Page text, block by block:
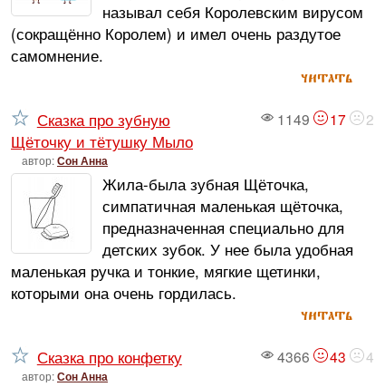
называл себя Королевским вирусом
(сокращённо Королем) и имел очень раздутое
самомнение.
читать
1149 17 2
Сказка про зубную
Щёточку и тётушку Мыло
автор:Сон Анна
Жила-была зубная Щёточка,
симпатичная маленькая щёточка,
предназначенная специально для
детских зубок. У нее была удобная
маленькая ручка и тонкие, мягкие щетинки,
которыми она очень гордилась.
читать
4366 43 4
Сказка про конфетку
автор:Сон Анна